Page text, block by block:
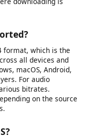
you own, have
is published under an
businesses or
content, and any
download rights.
before
or condone
the rights holder’s
downloading is